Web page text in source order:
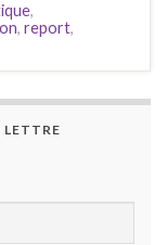
,
, report,